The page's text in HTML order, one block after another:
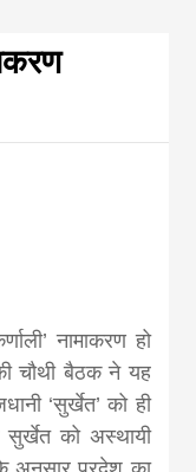
of
नामाकरण हो
चौथी बैठक ने यह
‘सुर्खेत’ को ही
को अस्थायी